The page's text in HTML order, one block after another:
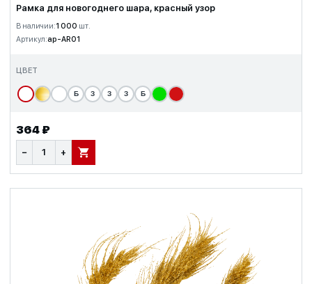
Рамка для новогоднего шара, красный узор
В наличии:1 000 шт.
Артикул:ap-AR01
ЦВЕТ
Б З З З Б
364 ₽
− + В КОРЗИНУ